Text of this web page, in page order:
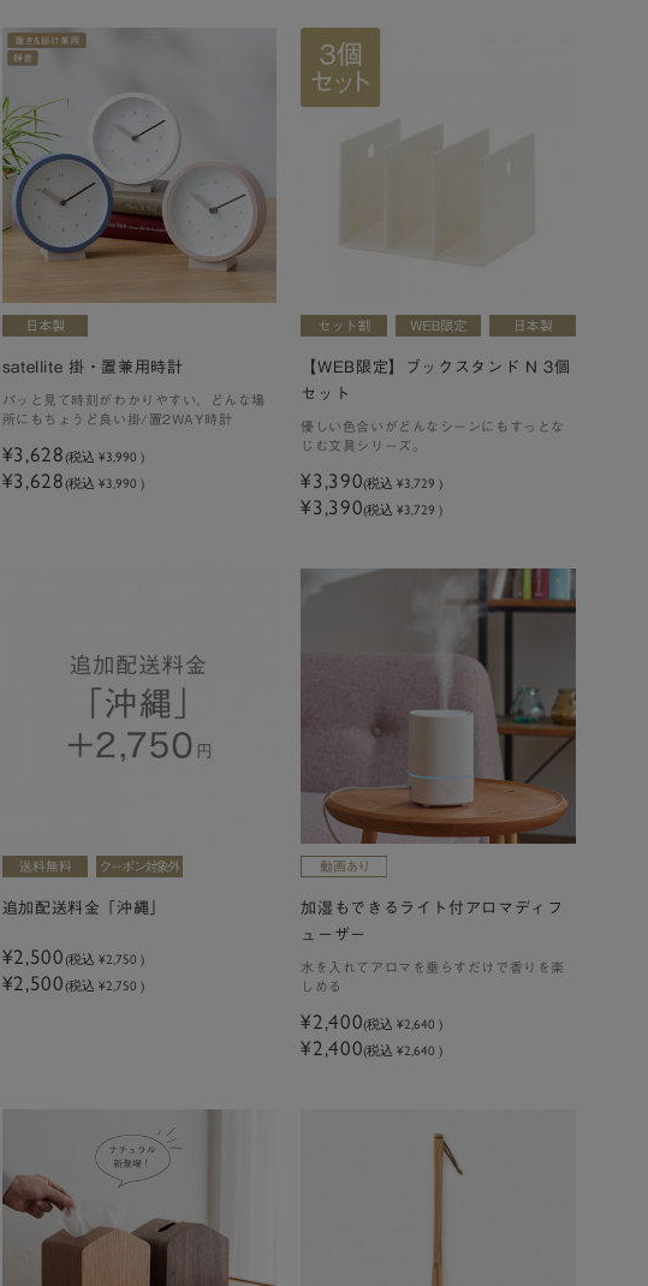
satellite 掛・置兼用時計
パッと見て時刻がわかりやすい、どんな場
所にもちょうど良い掛/置2WAY時計
¥3,628 (税込 ¥3,990 )
¥3,628 (税込 ¥3,990 )
【WEB限定】ブックスタンド N 3個
セット
優しい色合いがどんなシーンにもすっとな
じむ文具シリーズ。
¥3,390(税込¥3,729 )
¥3,390(税込 ¥3,729 )
追加配送料金「沖縄」
¥2,500 (税込 ¥2,750 )
¥2,500 (税込 ¥2,750 )
加湿もできるライト付アロマディフ
ューザー
水を入れてアロマを垂らすだけで香りを楽
しめる
¥2,400(税込¥2,640 )
¥2,400(税込 ¥2,640 )